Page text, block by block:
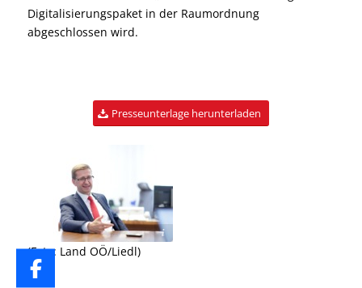
Digitalisierungspaket in der Raumordnung
abgeschlossen wird.
Presseunterlage herunterladen
Foto: Land OÖ / Liedl
(Foto: Land OÖ/Liedl)